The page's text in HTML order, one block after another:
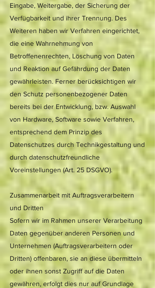
Eingabe, Weitergabe, der Sicherung der
Verfügbarkeit und ihrer Trennung. Des
Weiteren haben wir Verfahren eingerichtet,
die eine Wahrnehmung von
Betroffenenrechten, Löschung von Daten
und Reaktion auf Gefährdung der Daten
gewährleisten. Ferner berücksichtigen wir
den Schutz personenbezogener Daten
bereits bei der Entwicklung, bzw. Auswahl
von Hardware, Software sowie Verfahren,
entsprechend dem Prinzip des
Datenschutzes durch Technikgestaltung und
durch datenschutzfreundliche
Voreinstellungen (Art. 25 DSGVO).
Zusammenarbeit mit Auftragsverarbeitern
und Dritten
Sofern wir im Rahmen unserer Verarbeitung
Daten gegenüber anderen Personen und
Unternehmen (Auftragsverarbeitern oder
Dritten) offenbaren, sie an diese übermitteln
oder ihnen sonst Zugriff auf die Daten
gewähren, erfolgt dies nur auf Grundlage